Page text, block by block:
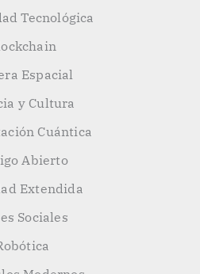
Tecnológica
Espacial
y Cultura
Cuántica
Abierto
Extendida
Sociales